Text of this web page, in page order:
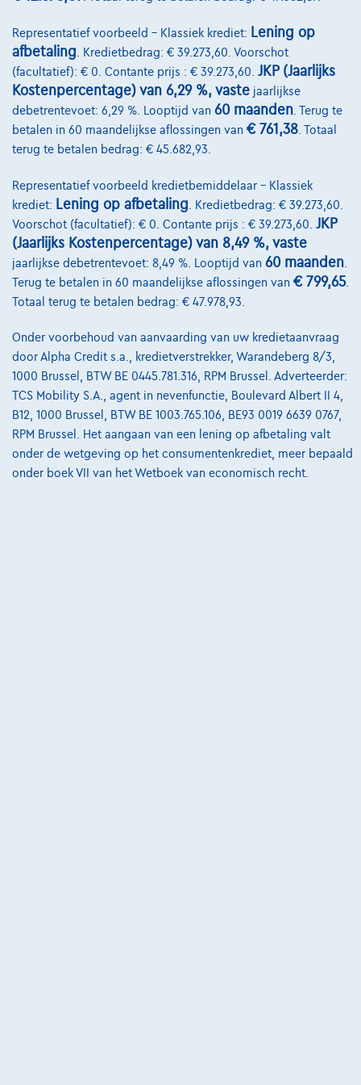
Renault Arkana
1.6 Hybrid 145cv Rouge 09/22 60149km Airco GPS USB
09/2022
60.152 km Hybride Automaat 69 kW ( 94 PK )
€23.250 1
Vanaf€446,14/maandmet een laatste
maandaflossing van
€6.258,64
Ontdek het volledige cijfervoorbeeld
6140 Fontaine-L'eveque,GSL Motors
Vergelijk
Bekijk wagen
Representatief voorbeeld – Klassiek krediet: Lening op
afbetaling . Kredietbedrag: € 39.273,60. Voorschot
(facultatief): € 0. Contante prijs : € 39.273,60. JKP (Jaarlijks
Kostenpercentage) van 6,29 %, vaste jaarlijkse
debetrentevoet: 6,29 %. Looptijd van 60 maanden . Terug te
betalen in 60 maandelijkse aflossingen van € 761,38 . Totaal
terug te betalen bedrag: € 45.682,93.
Representatief voorbeeld kredietbemiddelaar – Klassiek
krediet: Lening op afbetaling . Kredietbedrag: € 39.273,60.
Voorschot (facultatief): € 0. Contante prijs : € 39.273,60. JKP
(Jaarlijks Kostenpercentage) van 8,49 %, vaste
jaarlijkse debetrentevoet: 8,49 %. Looptijd van 60 maanden
Terug te betalen in 60 maandelijkse aflossingen van € 799,65.
Totaal terug te betalen bedrag: € 47.978,93.
Onder voorbehoud van aanvaarding van uw kredietaanvraag
door Alpha Credit s.a., kredietverstrekker, Warandeberg 8/3,
1000 Brussel, BTW BE 0445.781.316, RPM Brussel. Adverteerder:
TCS Mobility S.A., agent in nevenfunctie, Boulevard Albert II 4,
B12, 1000 Brussel, BTW BE 1003.765.106, BE93 0019 6639 0767,
RPM Brussel. Het aangaan van een lening op afbetaling valt
onder de wetgeving op het consumentenkrediet, meer bepaald
onder boek VII van het Wetboek van economisch recht.